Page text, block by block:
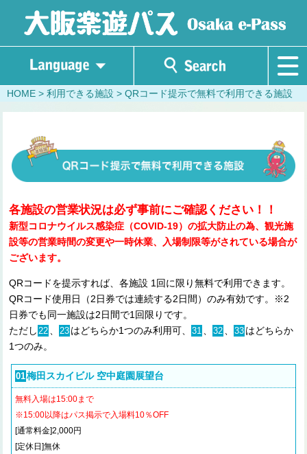
HOME > 利用できる施設 > QRコード提示で無料で利用できる施設
各施設の営業状況は必ず事前にご確認ください！！
新型コロナウイルス感染症（COVID-19）の拡大防止の為、観光施
設等の営業時間の変更や一時休業、入場制限等がされている場合が
ございます。
QRコードを提示すれば、各施設 1回に限り無料で利用できます。
QRコード使用日（2日券では連続する2日間）のみ有効です。※2
日券でも同一施設は2日間で1回限りです。
ただし 22 23 はどちらか1つのみ利用可、 31 32 33 はどちらか
1つのみ。
01梅田スカイビル 空中庭園展望台
無料入場は15:00まで
※15:00以降はパス掲示で入場料10％OFF
[通常料金]2,000円
[定休日]無休